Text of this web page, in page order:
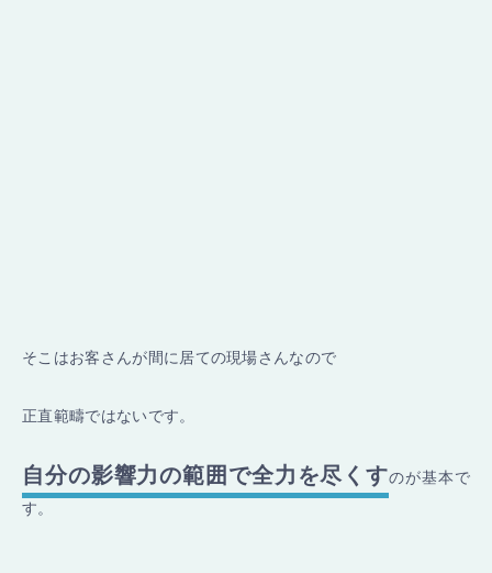
そこはお客さんが間に居ての現場さんなので
正直範疇ではないです。
自分の影響力の範囲で全力を尽くすのが基本で
す。